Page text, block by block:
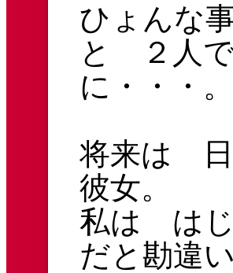
ひょんな
と ２人
に・・・。
将来は 日
彼女。
私は は
だと勘違